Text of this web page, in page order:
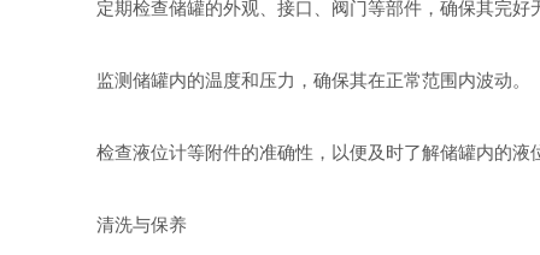
定期检查储罐的外观、接口、阀门等部件，确保其完好
监测储罐内的温度和压力，确保其在正常范围内波动。
检查液位计等附件的准确性，以便及时了解储罐内的液
清洗与保养